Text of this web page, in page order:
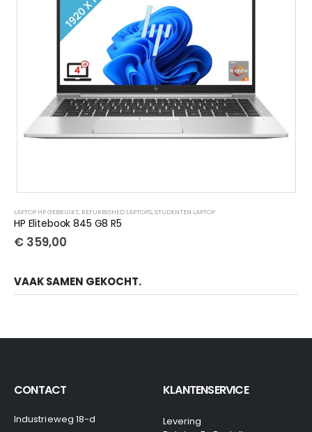
LAPTOP HP GEBRUIKT REFURBISHED LAPTOPS STUDENTEN LAPTOP
HP Elitebook 845 G8 R5
€ 359,00
VAAK SAMEN GEKOCHT.
CONTACT
Industrieweg 18-d
KLANTENSERVICE
Levering